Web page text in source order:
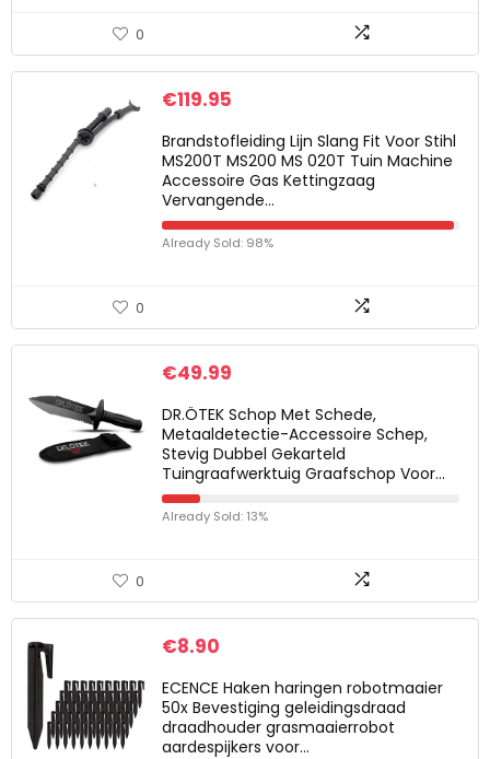
0
€119.95
Brandstofleiding Lijn Slang Fit Voor Stihl
MS200T MS200 MS 020T Tuin Machine
Accessoire Gas Kettingzaag
Vervangende…
Already Sold: 98%
0
€49.99
DR.ÖTEK Schop Met Schede,
Metaaldetectie-Accessoire Schep,
Stevig Dubbel Gekarteld
Tuingraafwerktuig Graafschop Voor…
Already Sold: 13%
0
€8.90
ECENCE Haken haringen robotmaaier
50x Bevestiging geleidingsdraad
draadhouder grasmaaierrobot
aardespijkers voor…